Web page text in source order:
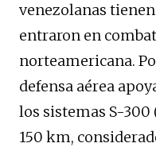
venezolanas
entraron en
norteamericana.
defensa aérea
los sistemas S-300
150 km,